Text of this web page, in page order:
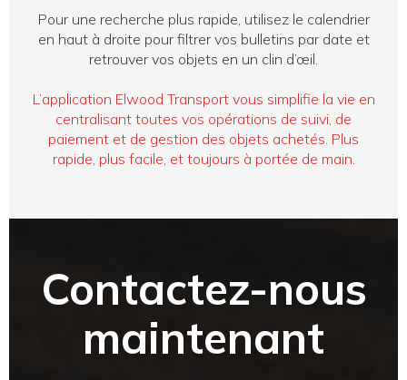
Pour une recherche plus rapide, utilisez le calendrier
en haut à droite pour filtrer vos bulletins par date et
retrouver vos objets en un clin d’œil.
L’application Elwood Transport vous simplifie la vie en
centralisant toutes vos opérations de suivi, de
paiement et de gestion des objets achetés. Plus
rapide, plus facile, et toujours à portée de main.
Contactez-nous
maintenant